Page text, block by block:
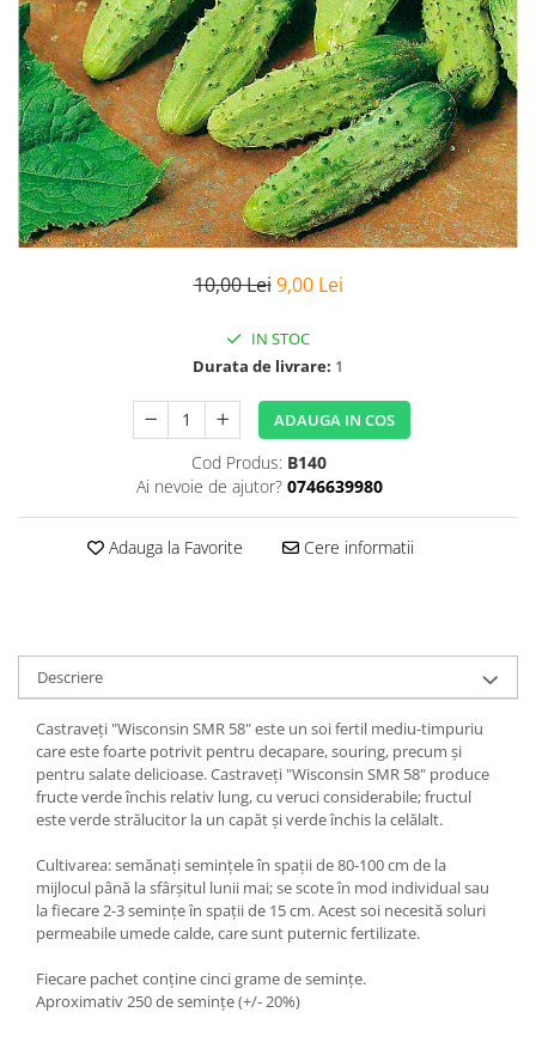
10,00 Lei 9,00 Lei
IN STOC
Durata de livrare: 1
ADAUGA IN COS
Cod Produs: B140
Ai nevoie de ajutor? 0746639980
Adauga la Favorite Cere informatii
Descriere
Castraveți "Wisconsin SMR 58" este un soi fertil mediu-timpuriu
care este foarte potrivit pentru decapare, souring, precum și
pentru salate delicioase. Castraveți "Wisconsin SMR 58" produce
fructe verde închis relativ lung, cu veruci considerabile; fructul
este verde strălucitor la un capăt și verde închis la celălalt.
Cultivarea: semănați semințele în spații de 80-100 cm de la
mijlocul până la sfârșitul lunii mai; se scote în mod individual sau
la fiecare 2-3 semințe în spații de 15 cm. Acest soi necesită soluri
permeabile umede calde, care sunt puternic fertilizate.
Fiecare pachet conține cinci grame de semințe.
Aproximativ 250 de semințe (+/- 20%)